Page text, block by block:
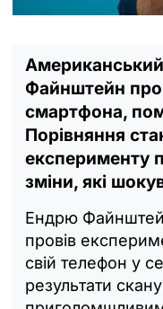
Файнштейн
смартфона,
Порівняння
експерименту
зміни, які
Ендрю
провів
свій телефон у
результати